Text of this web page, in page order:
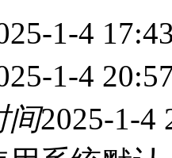
1-4
1-4
间2025-1-4